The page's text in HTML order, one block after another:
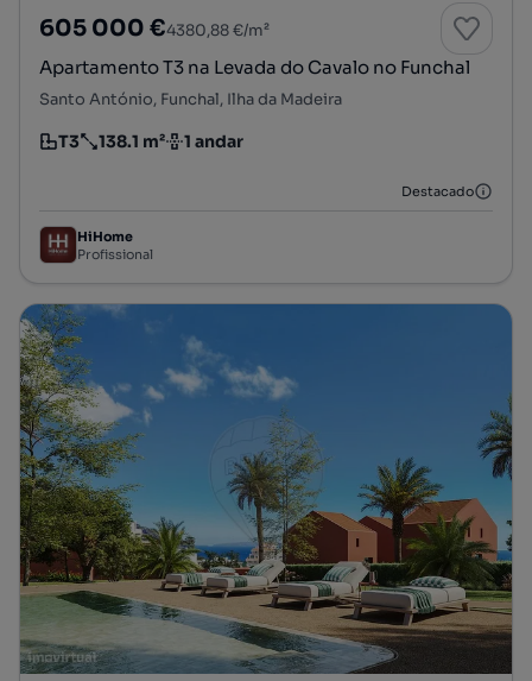
605 000 €4380,88 €/m²
Apartamento T3 na Levada do Cavalo no Funchal
Santo António, Funchal, Ilha da Madeira
Tipologia
T3
Preço por metro quadrado
138.1 m²
Andar 1 andar
Destacado
HiHome
Profissional